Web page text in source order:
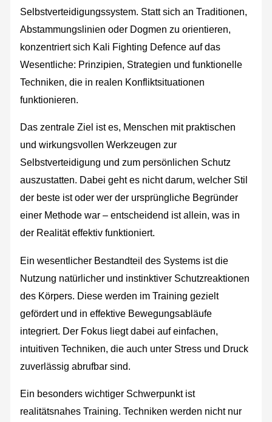
Selbstverteidigungssystem. Statt sich an Traditionen,
Abstammungslinien oder Dogmen zu orientieren,
konzentriert sich Kali Fighting Defence auf das
Wesentliche: Prinzipien, Strategien und funktionelle
Techniken, die in realen Konfliktsituationen
funktionieren.
Das zentrale Ziel ist es, Menschen mit praktischen
und wirkungsvollen Werkzeugen zur
Selbstverteidigung und zum persönlichen Schutz
auszustatten. Dabei geht es nicht darum, welcher Stil
der beste ist oder wer der ursprüngliche Begründer
einer Methode war – entscheidend ist allein, was in
der Realität effektiv funktioniert.
Ein wesentlicher Bestandteil des Systems ist die
Nutzung natürlicher und instinktiver Schutzreaktionen
des Körpers. Diese werden im Training gezielt
gefördert und in effektive Bewegungsabläufe
integriert. Der Fokus liegt dabei auf einfachen,
intuitiven Techniken, die auch unter Stress und Druck
zuverlässig abrufbar sind.
Ein besonders wichtiger Schwerpunkt ist
realitätsnahes Training. Techniken werden nicht nur